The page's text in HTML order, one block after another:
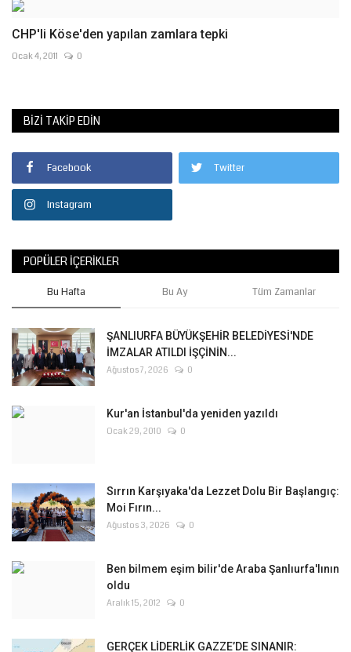
CHP'li Köse'den yapılan zamlara tepki
Ocak 4, 2011 0
BIZI TAKIP EDIN
Facebook Twitter
Instagram
POPÜLER İÇERIKLER
Bu Hafta Bu Ay Tüm Zamanlar
ŞANLIURFA BÜYÜKŞEHİR BELEDİYESİ'NDE
İMZALAR ATILDI İŞÇİNİN...
Ağustos 7, 2026 0
Kur'an İstanbul'da yeniden yazıldı
Ocak 29, 2010 0
Sırrın Karşıyaka'da Lezzet Dolu Bir Başlangıç:
Moi Fırın...
Ağustos 3, 2026 0
Ben bilmem eşim bilir'de Araba Şanlıurfa'lının
oldu
Aralık 15, 2012 0
GERÇEK LİDERLİK GAZZE’DE SINANIR: